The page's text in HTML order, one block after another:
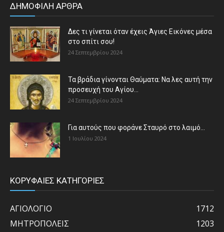
ΔΗΜΟΦΙΛΗ ΑΡΘΡΑ
Δες τι γίνεται όταν έχεις Άγιες Εικόνες μέσα
στο σπίτι σου!
24 Σεπτεμβρίου 2024
Τα βράδια γίνονται Θαύματα: Να λες αυτή την
προσευχή του Αγίου...
24 Σεπτεμβρίου 2024
Για αυτούς που φοράνε Σταυρό στο λαιμό…
1 Ιουλίου 2024
ΚΟΡΥΦΑΙΕΣ ΚΑΤΗΓΟΡΙΕΣ
ΑΓΙΟΛΟΓΙΟ
1712
ΜΗΤΡΟΠΟΛΕΙΣ
1203